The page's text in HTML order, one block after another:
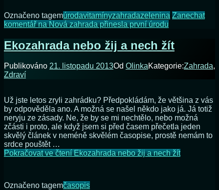
Označeno tagemúrodavitamínyzahradazelenina Zanechat
komentářna Nová zahrada přinesla první úrodu
Ekozahrada nebo žij a nech žít
Publikováno 21. listopadu 2013Od OlinkaKategorie:Zahrada,
Zdraví
Už jste letos zryli zahrádku? Předpokládám, že většina z vás
by odpověděla ano. A možná se našel někdo jako já. Já totiž
neryju ze zásady. Ne, že by se mi nechtělo, nebo možná
zčásti i proto, ale když jsem si před časem přečetla jeden
skvělý článek v neméně skvělém časopise, prostě nemám to
srdce pouštět …
Pokračovat ve čteníEkozahrada nebo žij a nech žít
Označeno tagemčasopis